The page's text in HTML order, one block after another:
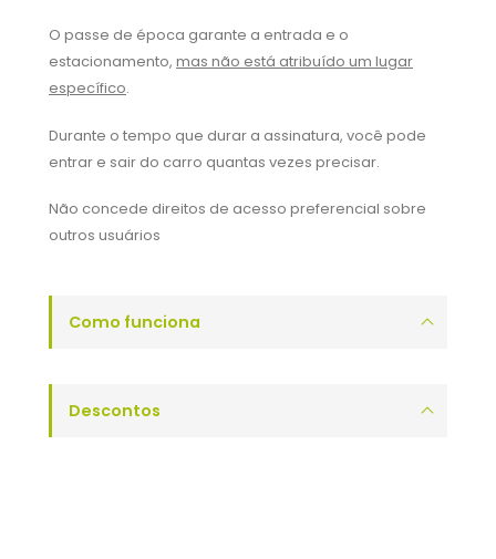
O passe de época garante a entrada e o
estacionamento, mas não está atribuído um lugar
específico.
Durante o tempo que durar a assinatura, você pode
entrar e sair do carro quantas vezes precisar.
Não concede direitos de acesso preferencial sobre
outros usuários
Como funciona
Descontos